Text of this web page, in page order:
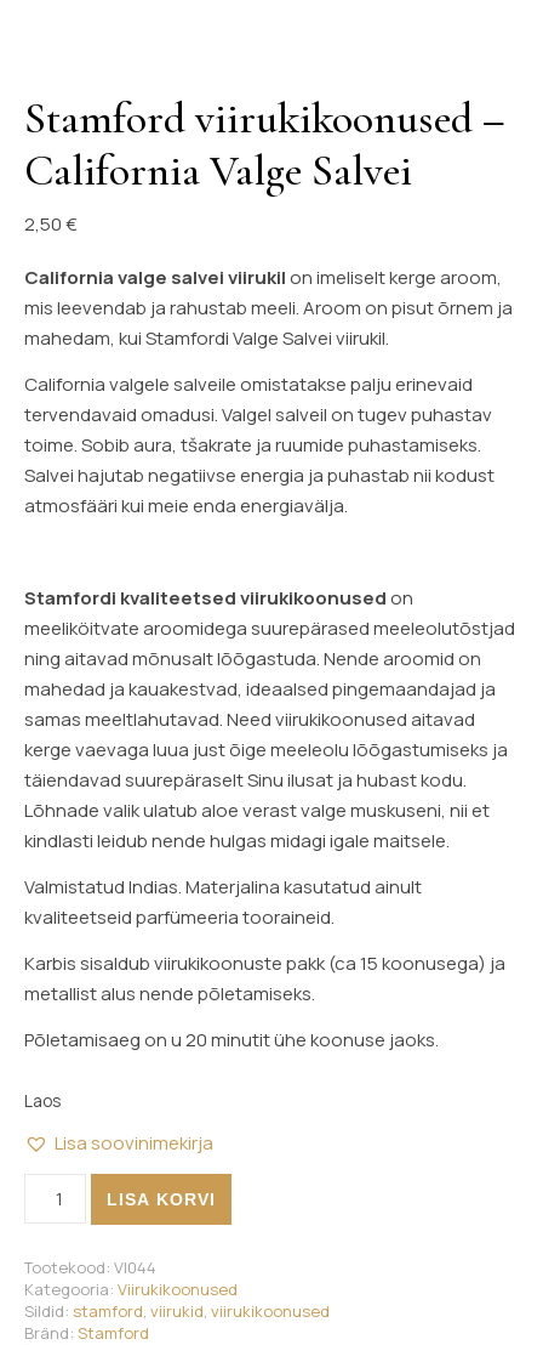
Stamford viirukikoonused –
California Valge Salvei
2,50€
California valge salvei viirukil on imeliselt kerge aroom,
mis leevendab ja rahustab meeli. Aroom on pisut õrnem ja
mahedam, kui Stamfordi Valge Salvei viirukil.
California valgele salveile omistatakse palju erinevaid
tervendavaid omadusi. Valgel salveil on tugev puhastav
toime. Sobib aura, tšakrate ja ruumide puhastamiseks.
Salvei hajutab negatiivse energia ja puhastab nii kodust
atmosfääri kui meie enda energiavälja.
Stamfordi kvaliteetsed viirukikoonused on
meeliköitvate aroomidega suurepärased meeleolutõstjad
ning aitavad mõnusalt lõõgastuda. Nende aroomid on
mahedad ja kauakestvad, ideaalsed pingemaandajad ja
samas meeltlahutavad. Need viirukikoonused aitavad
kerge vaevaga luua just õige meeleolu lõõgastumiseks ja
täiendavad suurepäraselt Sinu ilusat ja hubast kodu.
Lõhnade valik ulatub aloe verast valge muskuseni, nii et
kindlasti leidub nende hulgas midagi igale maitsele.
Valmistatud Indias. Materjalina kasutatud ainult
kvaliteetseid parfümeeria tooraineid.
Karbis sisaldub viirukikoonuste pakk (ca 15 koonusega) ja
metallist alus nende põletamiseks.
Põletamisaeg on u 20 minutit ühe koonuse jaoks.
Laos
Lisa soovinimekirja
Stamford viirukikoonused - California Valge Salvei kogus
LISA KORVI
Tootekood: VI044
Kategooria: Viirukikoonused
Sildid: stamford, viirukid, viirukikoonused
Bränd: Stamford